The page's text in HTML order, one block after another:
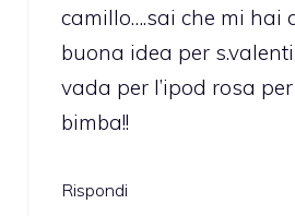
camillo….sai che mi hai
buona idea per
vada per l’ipod rosa
bimba!!
Rispondi